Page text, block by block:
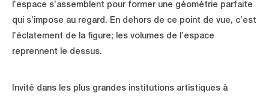
l’espace s’assemblent pour former une géométrie parfaite
qui s’impose au regard. En dehors de ce point de vue, c’est
l’éclatement de la figure; les volumes de l’espace
reprennent le dessus.
Invité dans les plus grandes institutions artistiques à